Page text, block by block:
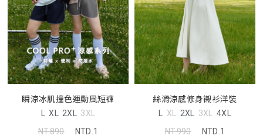
瞬涼冰肌撞色運動風短褲
L XL 2XL 3XL
NT.890
NTD.1
絲滑涼感修身襯衫洋裝
L XL 2XL 3XL 4XL
NT.990
NTD.1